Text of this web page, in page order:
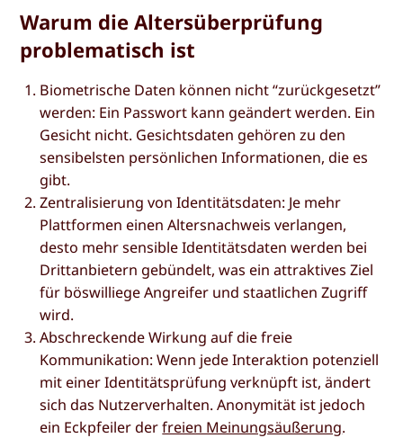
Warum die Altersüberprüfung
problematisch ist
Biometrische Daten können nicht “zurückgesetzt”
werden: Ein Passwort kann geändert werden. Ein
Gesicht nicht. Gesichtsdaten gehören zu den
sensibelsten persönlichen Informationen, die es
gibt.
Zentralisierung von Identitätsdaten: Je mehr
Plattformen einen Altersnachweis verlangen,
desto mehr sensible Identitätsdaten werden bei
Drittanbietern gebündelt, was ein attraktives Ziel
für böswilliege Angreifer und staatlichen Zugriff
wird.
Abschreckende Wirkung auf die freie
Kommunikation: Wenn jede Interaktion potenziell
mit einer Identitätsprüfung verknüpft ist, ändert
sich das Nutzerverhalten. Anonymität ist jedoch
ein Eckpfeiler derfreien Meinungsäußerung.